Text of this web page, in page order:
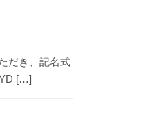
だき、記名式
[…]